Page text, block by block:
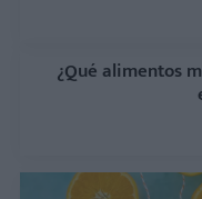
¿Qué alimentos